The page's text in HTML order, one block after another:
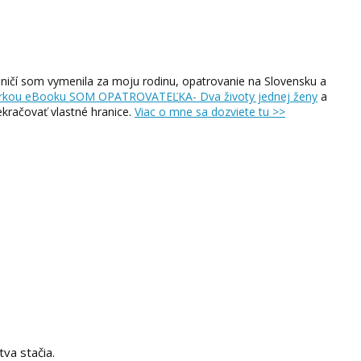
som vymenila za moju rodinu, opatrovanie na Slovensku a
eBooku SOM OPATROVATEĽKA- Dva životy jednej ženy a
vlastné hranice. Viac o mne sa dozviete tu >>
stačia.